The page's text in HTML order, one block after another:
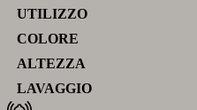
UTILIZZO
COLORE
ALTEZZA
LAVAGGIO